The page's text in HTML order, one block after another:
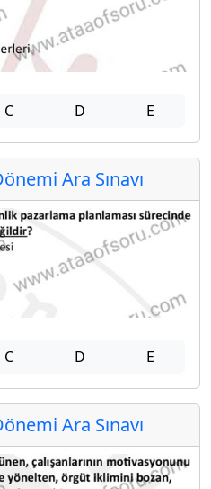
C D E
Ara Sınavı
C D E
Ara Sınavı